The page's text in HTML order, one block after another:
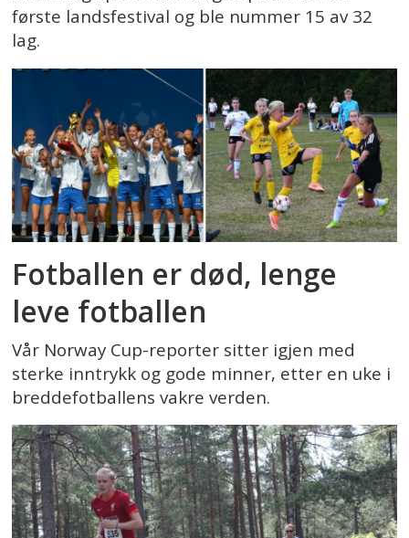
første landsfestival og ble nummer 15 av 32
lag.
Fotballen er død, lenge
leve fotballen
Vår Norway Cup-reporter sitter igjen med
sterke inntrykk og gode minner, etter en uke i
breddefotballens vakre verden.